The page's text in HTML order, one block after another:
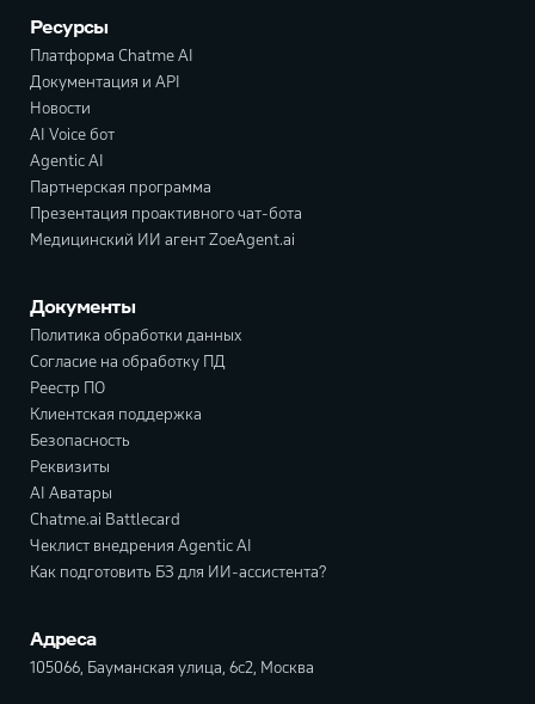
Ресурсы
Платформа Chatme AI
Документация и API
Новости
AI Voice бот
Agentic AI
Партнерская программа
Презентация проактивного чат-бота
Медицинский ИИ агент ZoeAgent.ai
Документы
Политика обработки данных
Согласие на обработку ПД
Реестр ПО
Клиентская поддержка
Безопасность
Реквизиты
AI Аватары
Chatme.ai Battlecard
Чеклист внедрения Agentic AI
Как подготовить БЗ для ИИ-ассистента?
Адреса
105066, Бауманская улица, 6с2, Москва